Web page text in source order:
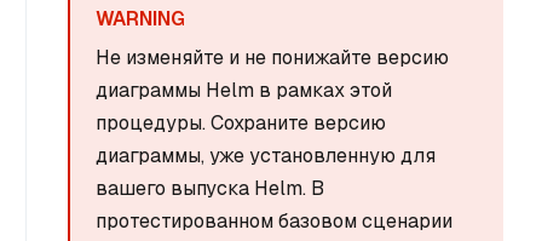
Не изменяйте и не понижайте версию
диаграммы Helm в рамках этой
процедуры. Сохраните версию
диаграммы, уже установленную для
вашего выпуска Helm. В
протестированном базовом сценарии